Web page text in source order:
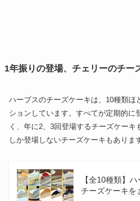
1年振りの登場、チェリーのチー
ハーブスのチーズケーキは、10種類ほ
ションしています。すべてが定期的に
く、年に2、3回登場するチーズケーキ
しか登場しないチーズケーキもありま
【全10種類】
チーズケーキを